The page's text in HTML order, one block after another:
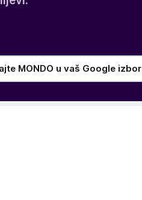
MONDO u vaš Google izbor